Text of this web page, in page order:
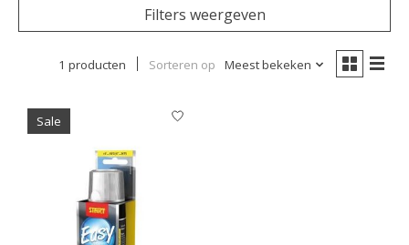
Filters weergeven
1 producten Sorteren op Meest bekeken
Sale